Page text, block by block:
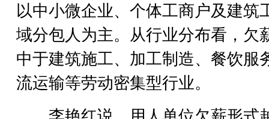
以中小微企业、个体工商户及建筑
域分包人为主。从行业分布看，欠
中于建筑施工、加工制造、餐饮服
流运输等劳动密集型行业。